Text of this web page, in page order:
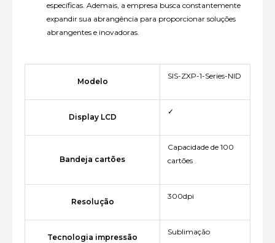
específicas. Ademais, a empresa busca constantemente
expandir sua abrangência para proporcionar soluções
abrangentes e inovadoras.
Modelo
SIS-ZXP-1-Series-NID
Display LCD
✓
Bandeja cartões
Capacidade de 100
cartões
Resolução
300dpi
Tecnologia impressão
Sublimação